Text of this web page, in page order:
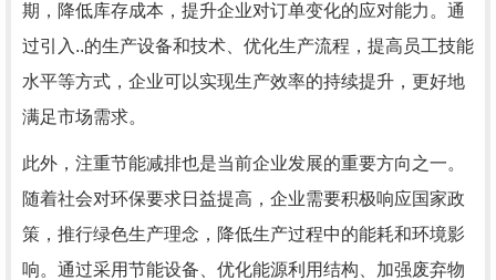
期，降低库存成本，提升企业对订单变化的应对能力。通
过引入..的生产设备和技术、优化生产流程，提高员工技能
水平等方式，企业可以实现生产效率的持续提升，更好地
满足市场需求。
此外，注重节能减排也是当前企业发展的重要方向之一。
随着社会对环保要求日益提高，企业需要积极响应国家政
策，推行绿色生产理念，降低生产过程中的能耗和环境影
响。通过采用节能设备、优化能源利用结构、加强废弃物